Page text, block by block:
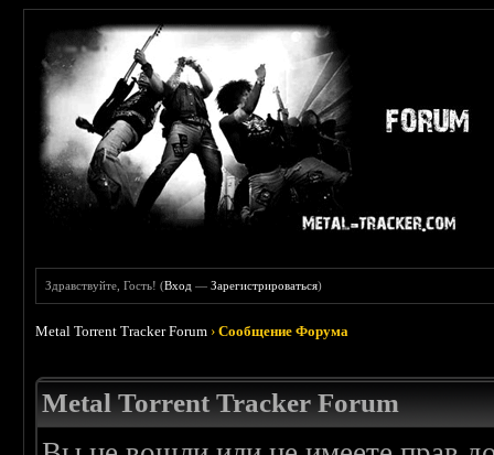
Здравствуйте, Гость! (Вход —Зарегистрироваться)
Metal Torrent Tracker Forum ›Сообщение Форума
Metal Torrent Tracker Forum